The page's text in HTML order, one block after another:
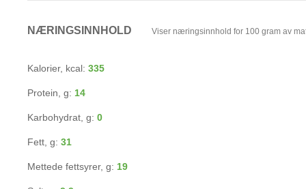
NÆRINGSINNHOLD Viser næringsinnhold for 100 gram av
Kalorier, kcal: 335
Protein, g: 14
Karbohydrat, g: 0
Fett, g: 31
Mettede fettsyrer, g: 19